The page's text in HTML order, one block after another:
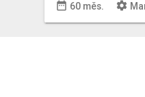
date_range 60 měs. settings